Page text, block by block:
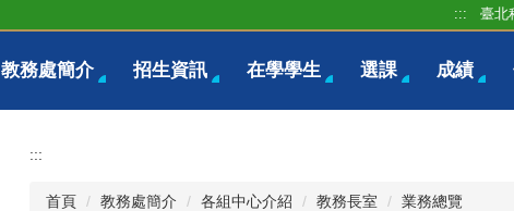
教務處簡介 招生資訊 在學學生 選課 成績
::: 臺北
:::
首頁 教務處簡介 各組中心介紹 教務長室 業務總覽